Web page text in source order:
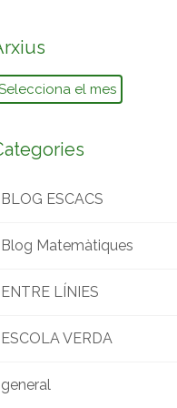
BLOG ESCACS
Blog Matemàtiques
ENTRE LÍNIES
ESCOLA VERDA
general